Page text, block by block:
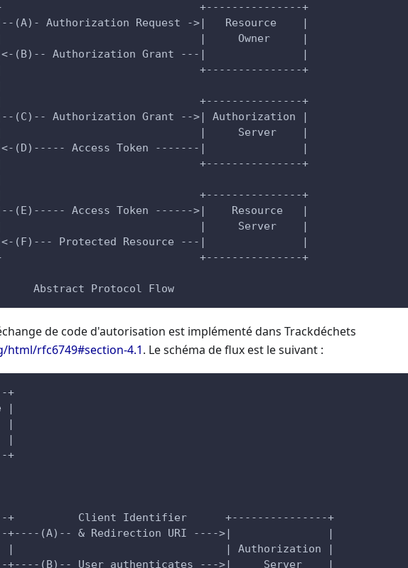
+---------------+
(A)- Authorization Request ->|   Resource    |
|     Owner     |
(B)-- Authorization Grant ---|               |
+---------------+
+---------------+
(C)-- Authorization Grant -->| Authorization |
|     Server    |
(D)----- Access Token -------|               |
+---------------+
+---------------+
(E)----- Access Token ------>|    Resource   |
|     Server    |
(F)--- Protected Resource ---|               |
+---------------+
Abstract Protocol Flow
de code d'autorisation est implémenté dans Trackdéchets
rfc6749#section-4.1. Le schéma de flux est le suivant :
+
|
|
|
+
+          Client Identifier      +---------------+
+----(A)-- & Redirection URI ---->|               |
|                                 | Authorization |
+----(B)-- User authenticates --->|     Server    |